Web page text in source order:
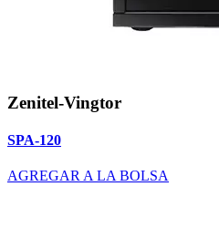
Zenitel-Vingtor
SPA-120
AGREGAR A LA BOLSA